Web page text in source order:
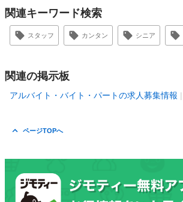
関連キーワード検索
スタッフ カンタン シニア
関連の掲示板
アルバイト・バイト・パートの求人募集情報
ページTOPへ